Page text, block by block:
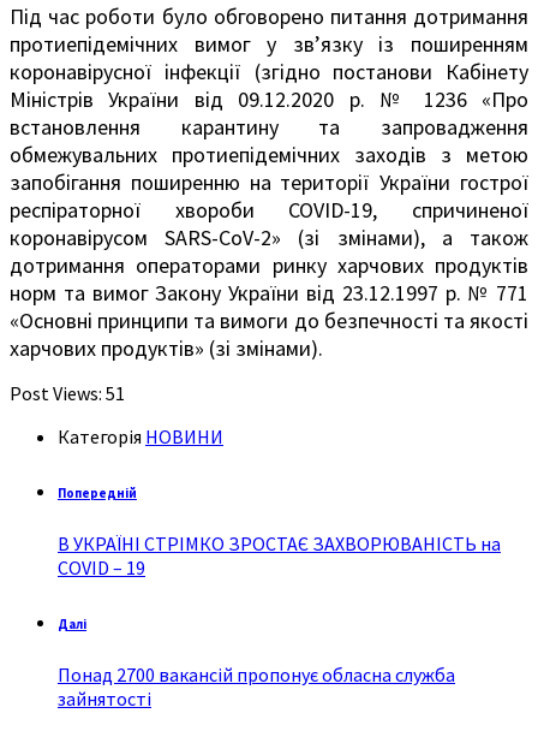
Під час роботи було обговорено питання дотримання
протиепідемічних вимог у зв’язку із поширенням
коронавірусної інфекції (згідно постанови Кабінету
Міністрів України від 09.12.2020 р. № 1236 «Про
встановлення карантину та запровадження
обмежувальних протиепідемічних заходів з метою
запобігання поширенню на території України гострої
респіраторної хвороби COVID-19, спричиненої
коронавірусом SARS-CoV-2» (зі змінами), а також
дотримання операторами ринку харчових продуктів
норм та вимог Закону України від 23.12.1997 р. № 771
«Основні принципи та вимоги до безпечності та якості
харчових продуктів» (зі змінами).
Post Views: 51
Категорія НОВИНИ
Попередній
В УКРАЇНІ СТРІМКО ЗРОСТАЄ ЗАХВОРЮВАНІСТЬ на
COVID – 19
Далі
Понад 2700 вакансій пропонує обласна служба
зайнятості